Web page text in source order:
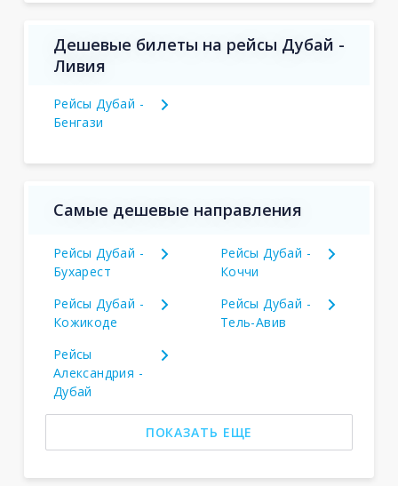
Дешевые билеты на рейсы Дубай -
Ливия
Рейсы Дубай -
Бенгази
Самые дешевые направления
Рейсы Дубай -
Бухарест
Рейсы Дубай -
Коччи
Рейсы Дубай -
Кожикоде
Рейсы Дубай -
Тель-Авив
Рейсы
Александрия -
Дубай
ПОКАЗАТЬ ЕЩЕ